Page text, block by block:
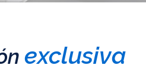
exclusiva